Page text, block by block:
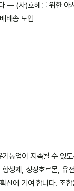
— (사)호혜를 위한 아
배송 도입
농업이 지속될 수 있
생제, 성장호르몬,
산에 기여 합니다. 조